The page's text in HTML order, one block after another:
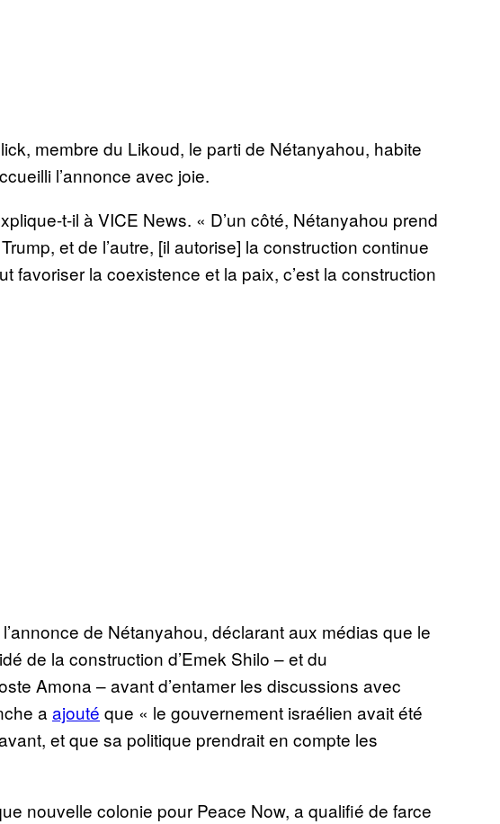
membre du Likoud, le parti de Nétanyahou, habite
l’annonce avec joie.
t-il à VICE News. « D’un côté, Nétanyahou prend
et de l’autre, [il autorise] la construction continue
favoriser la coexistence et la paix, c’est la construction
de Nétanyahou, déclarant aux médias que le
de la construction d’Emek Shilo – et du
Amona – avant d’entamer les discussions avec
a ajouté que « le gouvernement israélien avait été
et que sa politique prendrait en compte les
nouvelle colonie pour Peace Now, a qualifié de farce